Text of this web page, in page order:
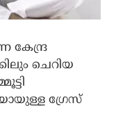
കേന്ദ്ര
ചെറിയ
ഗ്രേസ്